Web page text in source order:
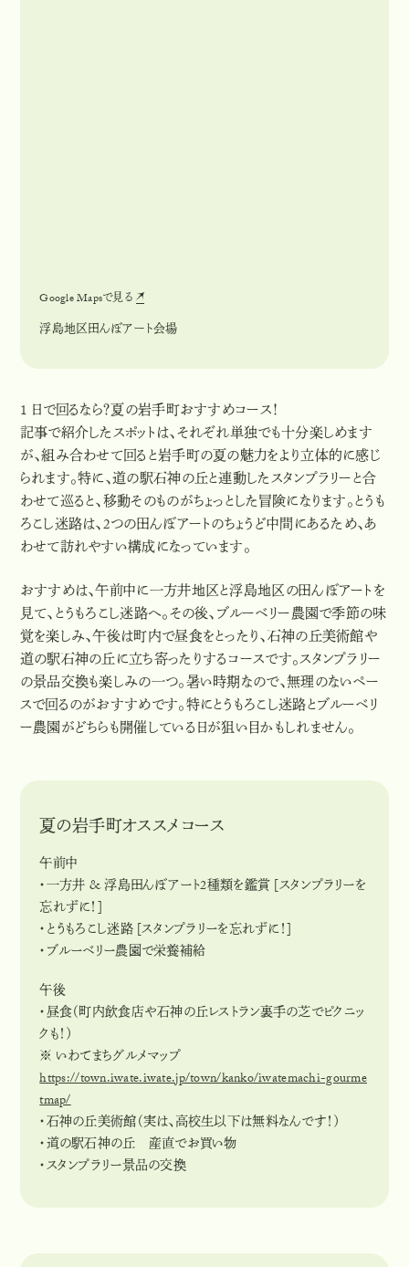
Google Mapsで見る
GoogleMapsで見る
浮島地区田んぼアート会場
1 日で回るなら？夏の岩手町おすすめコース！
記事で紹介したスポットは、それぞれ単独でも十分楽しめます
が、組み合わせて回ると岩手町の夏の魅力をより立体的に感じ
られます。特に、道の駅石神の丘と連動したスタンプラリーと合
わせて巡ると、移動そのものがちょっとした冒険になります。とうも
ろこし迷路は、2つの田んぼアートのちょうど中間にあるため、あ
わせて訪れやすい構成になっています。
おすすめは、午前中に一方井地区と浮島地区の田んぼアートを
見て、とうもろこし迷路へ。その後、ブルーベリー農園で季節の味
覚を楽しみ、午後は町内で昼食をとったり、石神の丘美術館や
道の駅石神の丘に立ち寄ったりするコースです。スタンプラリー
の景品交換も楽しみの一つ。暑い時期なので、無理のないペー
スで回るのがおすすめです。特にとうもろこし迷路とブルーベリ
ー農園がどちらも開催している日が狙い目かもしれません。
夏の岩手町オススメコース
午前中
・一方井 & 浮島田んぼアート2種類を鑑賞 [スタンプラリーを
忘れずに！]
・とうもろこし迷路 [スタンプラリーを忘れずに！]
・ブルーベリー農園で栄養補給
午後
・昼食（町内飲食店や石神の丘レストラン裏手の芝でピクニッ
クも！）
※ いわてまちグルメマップ
https://town.iwate.iwate.jp/town/kanko/iwatemachi-gourme
tmap/
・石神の丘美術館（実は、高校生以下は無料なんです！）
・道の駅石神の丘 産直でお買い物
・スタンプラリー景品の交換